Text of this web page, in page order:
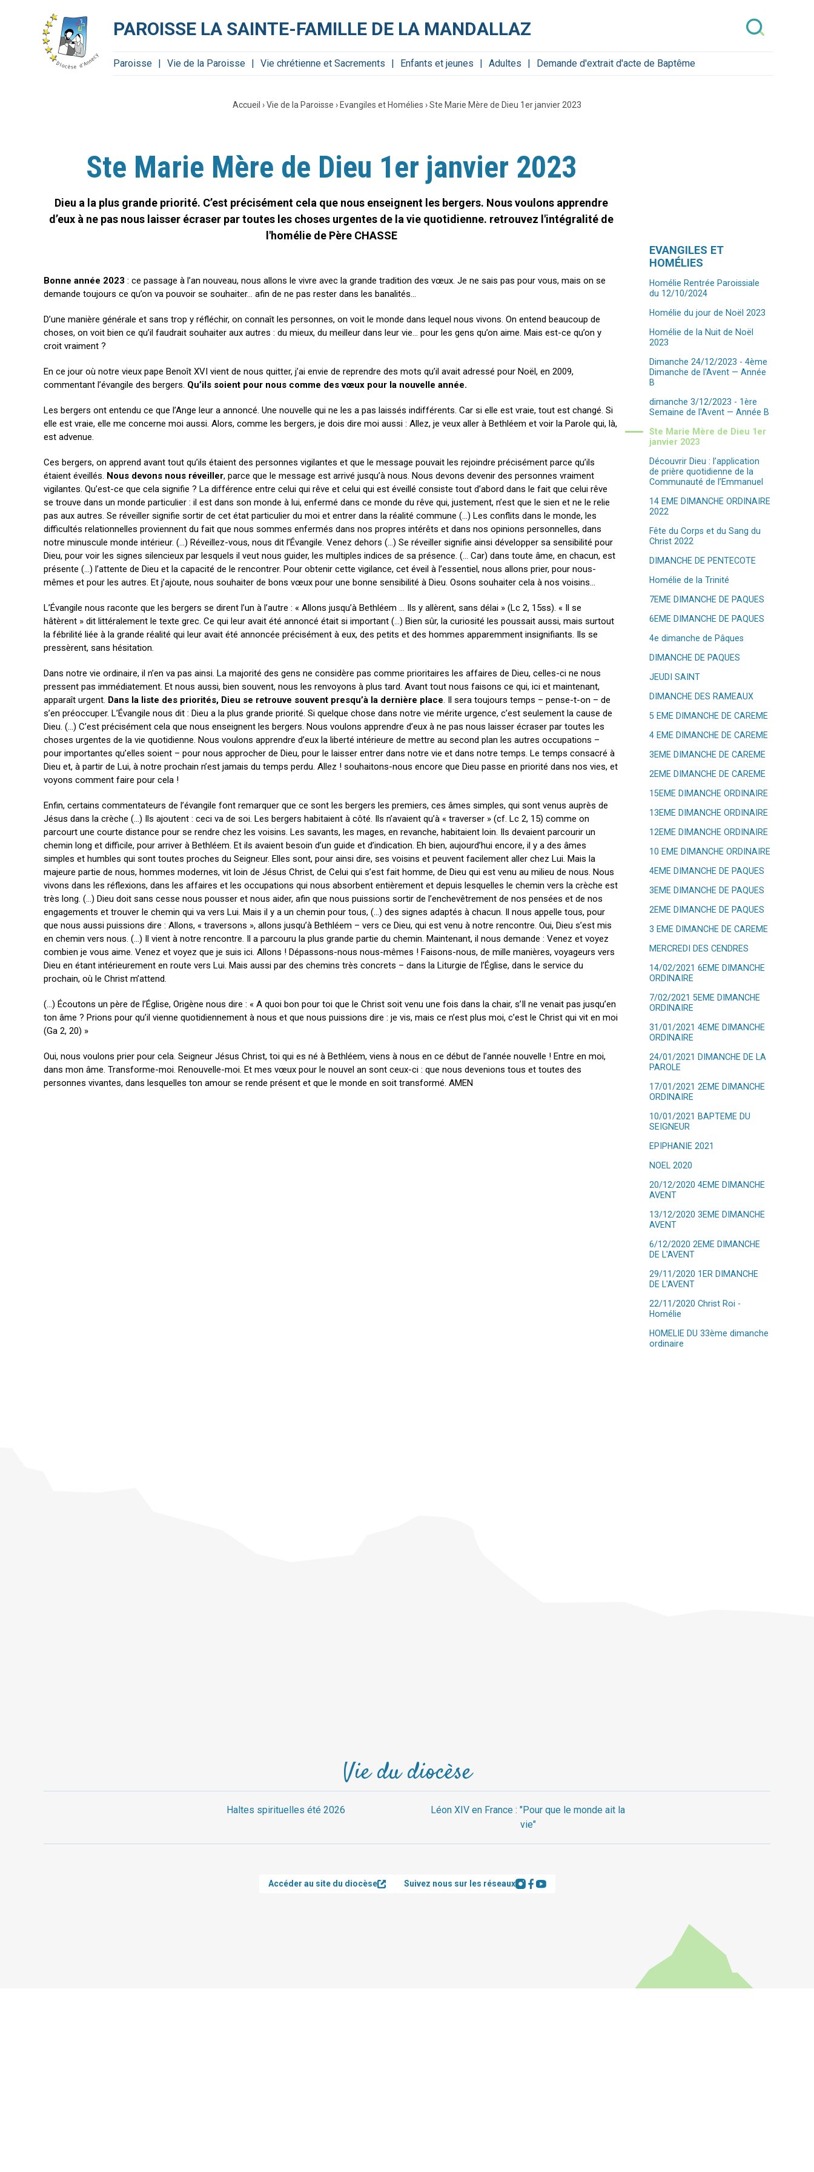
PAROISSE LA SAINTE-FAMILLE DE LA MANDALLAZ
Paroisse Vie de la Paroisse Vie chrétienne et Sacrements Enfants et jeunes Adultes Demande d'extrait d'acte de Baptême
Accueil ›Vie de la Paroisse › Evangiles et Homélies ›Ste Marie Mère de Dieu 1er janvier 2023
Navigation
EVANGILES ET
HOMÉLIES
Homélie Rentrée Paroissiale
du 12/10/2024
Homélie du jour de Noël 2023
Homélie de la Nuit de Noël
2023
Dimanche 24/12/2023 - 4ème
Dimanche de l'Avent — Année
B
dimanche 3/12/2023 - 1ère
Semaine de l'Avent — Année B
Ste Marie Mère de Dieu 1er
janvier 2023
Découvrir Dieu : l’application
de prière quotidienne de la
Communauté de l’Emmanuel
14 EME DIMANCHE ORDINAIRE
2022
Fête du Corps et du Sang du
Christ 2022
DIMANCHE DE PENTECOTE
Homélie de la Trinité
7EME DIMANCHE DE PAQUES
6EME DIMANCHE DE PAQUES
4e dimanche de Pâques
DIMANCHE DE PAQUES
JEUDI SAINT
DIMANCHE DES RAMEAUX
5 EME DIMANCHE DE CAREME
4 EME DIMANCHE DE CAREME
3EME DIMANCHE DE CAREME
2EME DIMANCHE DE CAREME
15EME DIMANCHE ORDINAIRE
13EME DIMANCHE ORDINAIRE
12EME DIMANCHE ORDINAIRE
10 EME DIMANCHE ORDINAIRE
4EME DIMANCHE DE PAQUES
3EME DIMANCHE DE PAQUES
2EME DIMANCHE DE PAQUES
3 EME DIMANCHE DE CAREME
MERCREDI DES CENDRES
14/02/2021 6EME DIMANCHE
ORDINAIRE
7/02/2021 5EME DIMANCHE
ORDINAIRE
31/01/2021 4EME DIMANCHE
ORDINAIRE
24/01/2021 DIMANCHE DE LA
PAROLE
17/01/2021 2EME DIMANCHE
ORDINAIRE
10/01/2021 BAPTEME DU
SEIGNEUR
EPIPHANIE 2021
NOEL 2020
20/12/2020 4EME DIMANCHE
AVENT
13/12/2020 3EME DIMANCHE
AVENT
6/12/2020 2EME DIMANCHE
DE L'AVENT
29/11/2020 1ER DIMANCHE
DE L'AVENT
22/11/2020 Christ Roi -
Homélie
HOMELIE DU 33ème dimanche
ordinaire
Ste Marie Mère de Dieu 1er janvier 2023
Dieu a la plus grande priorité. C’est précisément cela que nous enseignent les bergers. Nous voulons apprendre
d’eux à ne pas nous laisser écraser par toutes les choses urgentes de la vie quotidienne. retrouvez l'intégralité de
l'homélie de Père CHASSE
Bonne année 2023 : ce passage à l’an nouveau, nous allons le vivre avec la grande tradition des vœux. Je ne sais pas pour vous, mais on se
demande toujours ce qu’on va pouvoir se souhaiter… afin de ne pas rester dans les banalités…
D’une manière générale et sans trop y réfléchir, on connaît les personnes, on voit le monde dans lequel nous vivons. On entend beaucoup de
choses, on voit bien ce qu’il faudrait souhaiter aux autres : du mieux, du meilleur dans leur vie… pour les gens qu’on aime. Mais est-ce qu’on y
croit vraiment ?
En ce jour où notre vieux pape Benoît XVI vient de nous quitter, j’ai envie de reprendre des mots qu’il avait adressé pour Noël, en 2009,
commentant l’évangile des bergers. Qu’ils soient pour nous comme des vœux pour la nouvelle année.
Les bergers ont entendu ce que l’Ange leur a annoncé. Une nouvelle qui ne les a pas laissés indifférents. Car si elle est vraie, tout est changé. Si
elle est vraie, elle me concerne moi aussi. Alors, comme les bergers, je dois dire moi aussi : Allez, je veux aller à Bethléem et voir la Parole qui, là,
est advenue.
Ces bergers, on apprend avant tout qu’ils étaient des personnes vigilantes et que le message pouvait les rejoindre précisément parce qu’ils
étaient éveillés. Nous devons nous réveiller, parce que le message est arrivé jusqu’à nous. Nous devons devenir des personnes vraiment
vigilantes. Qu’est-ce que cela signifie ? La différence entre celui qui rêve et celui qui est éveillé consiste tout d’abord dans le fait que celui rêve
se trouve dans un monde particulier : il est dans son monde à lui, enfermé dans ce monde du rêve qui, justement, n’est que le sien et ne le relie
pas aux autres. Se réveiller signifie sortir de cet état particulier du moi et entrer dans la réalité commune (…) Les conflits dans le monde, les
difficultés relationnelles proviennent du fait que nous sommes enfermés dans nos propres intérêts et dans nos opinions personnelles, dans
notre minuscule monde intérieur. (…) Réveillez-vous, nous dit l’Évangile. Venez dehors (…) Se réveiller signifie ainsi développer sa sensibilité pour
Dieu, pour voir les signes silencieux par lesquels il veut nous guider, les multiples indices de sa présence. (… Car) dans toute âme, en chacun, est
présente (…) l’attente de Dieu et la capacité de le rencontrer. Pour obtenir cette vigilance, cet éveil à l’essentiel, nous allons prier, pour nous-
mêmes et pour les autres. Et j’ajoute, nous souhaiter de bons vœux pour une bonne sensibilité à Dieu. Osons souhaiter cela à nos voisins…
L’Évangile nous raconte que les bergers se dirent l’un à l’autre : « Allons jusqu’à Bethléem … Ils y allèrent, sans délai » (Lc 2, 15ss). « Il se
hâtèrent » dit littéralement le texte grec. Ce qui leur avait été annoncé était si important (…) Bien sûr, la curiosité les poussait aussi, mais surtout
la fébrilité liée à la grande réalité qui leur avait été annoncée précisément à eux, des petits et des hommes apparemment insignifiants. Ils se
pressèrent, sans hésitation.
Dans notre vie ordinaire, il n’en va pas ainsi. La majorité des gens ne considère pas comme prioritaires les affaires de Dieu, celles-ci ne nous
pressent pas immédiatement. Et nous aussi, bien souvent, nous les renvoyons à plus tard. Avant tout nous faisons ce qui, ici et maintenant,
apparaît urgent. Dans la liste des priorités, Dieu se retrouve souvent presqu’à la dernière place. Il sera toujours temps – pense-t-on – de
s’en préoccuper. L’Évangile nous dit : Dieu a la plus grande priorité. Si quelque chose dans notre vie mérite urgence, c’est seulement la cause de
Dieu. (…) C’est précisément cela que nous enseignent les bergers. Nous voulons apprendre d’eux à ne pas nous laisser écraser par toutes les
choses urgentes de la vie quotidienne. Nous voulons apprendre d’eux la liberté intérieure de mettre au second plan les autres occupations –
pour importantes qu’elles soient – pour nous approcher de Dieu, pour le laisser entrer dans notre vie et dans notre temps. Le temps consacré à
Dieu et, à partir de Lui, à notre prochain n’est jamais du temps perdu. Allez ! souhaitons-nous encore que Dieu passe en priorité dans nos vies, et
voyons comment faire pour cela !
Enfin, certains commentateurs de l’évangile font remarquer que ce sont les bergers les premiers, ces âmes simples, qui sont venus auprès de
Jésus dans la crèche (…) Ils ajoutent : ceci va de soi. Les bergers habitaient à côté. Ils n’avaient qu’à « traverser » (cf. Lc 2, 15) comme on
parcourt une courte distance pour se rendre chez les voisins. Les savants, les mages, en revanche, habitaient loin. Ils devaient parcourir un
chemin long et difficile, pour arriver à Bethléem. Et ils avaient besoin d’un guide et d’indication. Eh bien, aujourd’hui encore, il y a des âmes
simples et humbles qui sont toutes proches du Seigneur. Elles sont, pour ainsi dire, ses voisins et peuvent facilement aller chez Lui. Mais la
majeure partie de nous, hommes modernes, vit loin de Jésus Christ, de Celui qui s’est fait homme, de Dieu qui est venu au milieu de nous. Nous
vivons dans les réflexions, dans les affaires et les occupations qui nous absorbent entièrement et depuis lesquelles le chemin vers la crèche est
très long. (…) Dieu doit sans cesse nous pousser et nous aider, afin que nous puissions sortir de l’enchevêtrement de nos pensées et de nos
engagements et trouver le chemin qui va vers Lui. Mais il y a un chemin pour tous, (…) des signes adaptés à chacun. Il nous appelle tous, pour
que nous aussi puissions dire : Allons, « traversons », allons jusqu’à Bethléem – vers ce Dieu, qui est venu à notre rencontre. Oui, Dieu s’est mis
en chemin vers nous. (…) Il vient à notre rencontre. Il a parcouru la plus grande partie du chemin. Maintenant, il nous demande : Venez et voyez
combien je vous aime. Venez et voyez que je suis ici. Allons ! Dépassons-nous nous-mêmes ! Faisons-nous, de mille manières, voyageurs vers
Dieu en étant intérieurement en route vers Lui. Mais aussi par des chemins très concrets – dans la Liturgie de l’Église, dans le service du
prochain, où le Christ m’attend.
(…) Écoutons un père de l’Église, Origène nous dire : « A quoi bon pour toi que le Christ soit venu une fois dans la chair, s’Il ne venait pas jusqu’en
ton âme ? Prions pour qu’il vienne quotidiennement à nous et que nous puissions dire : je vis, mais ce n’est plus moi, c’est le Christ qui vit en moi
(Ga 2, 20) »
Oui, nous voulons prier pour cela. Seigneur Jésus Christ, toi qui es né à Bethléem, viens à nous en ce début de l’année nouvelle ! Entre en moi,
dans mon âme. Transforme-moi. Renouvelle-moi. Et mes vœux pour le nouvel an sont ceux-ci : que nous devenions tous et toutes des
personnes vivantes, dans lesquelles ton amour se rende présent et que le monde en soit transformé. AMEN
Vie du diocèse
Haltes spirituelles été 2026
Léon XIV en France : "Pour que le monde ait la
vie"
Accéder au site du diocèse Suivez nous sur les réseaux